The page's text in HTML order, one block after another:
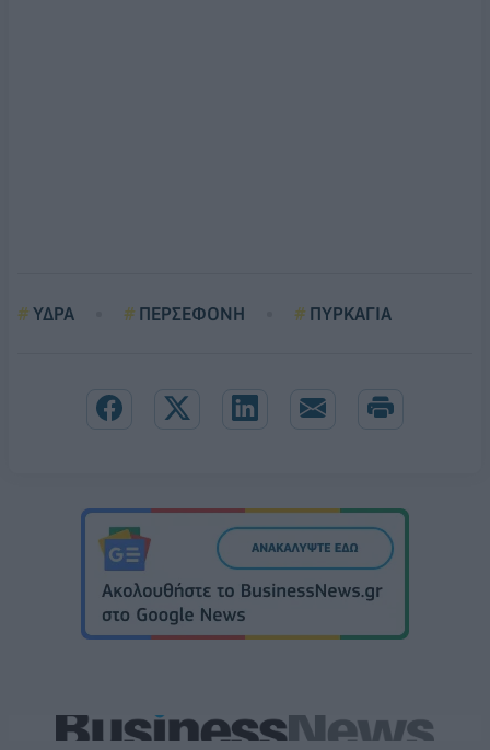
ΥΔΡΑ ΠΕΡΣΕΦΟΝΗ ΠΥΡΚΑΓΙΑ